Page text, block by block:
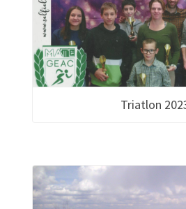
Triatlon